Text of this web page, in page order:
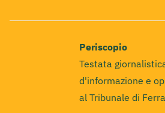
Periscopio
Testata
d'informazione e
al Tribunale di